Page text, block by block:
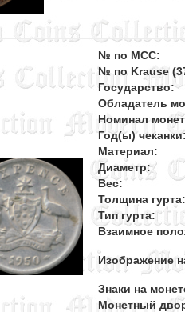
№ по MCC:
№ по Krause
Государство:
Обладатель
Номинал
Год(ы)
Материал:
Диаметр:
Вес:
Толщина гурта:
Тип гурта:
Взаимное
Изображение
Знаки на
Монетный